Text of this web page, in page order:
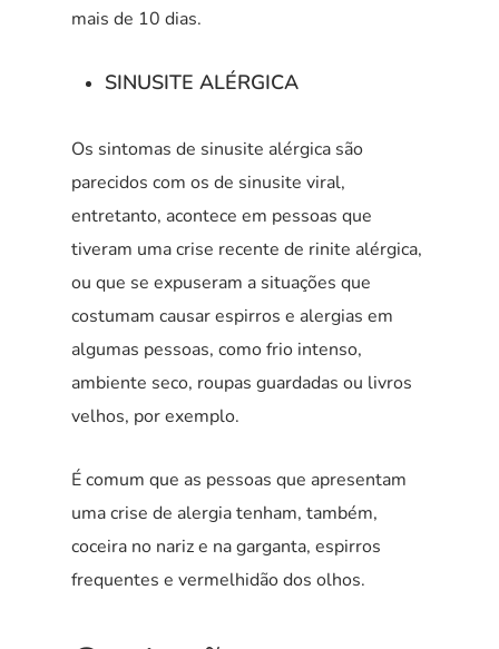
mais de 10 dias.
SINUSITE ALÉRGICA
Os sintomas de sinusite alérgica são
parecidos com os de sinusite viral,
entretanto, acontece em pessoas que
tiveram uma crise recente de rinite alérgica,
ou que se expuseram a situações que
costumam causar espirros e alergias em
algumas pessoas, como frio intenso,
ambiente seco, roupas guardadas ou livros
velhos, por exemplo.
É comum que as pessoas que apresentam
uma crise de alergia tenham, também,
coceira no nariz e na garganta, espirros
frequentes e vermelhidão dos olhos.